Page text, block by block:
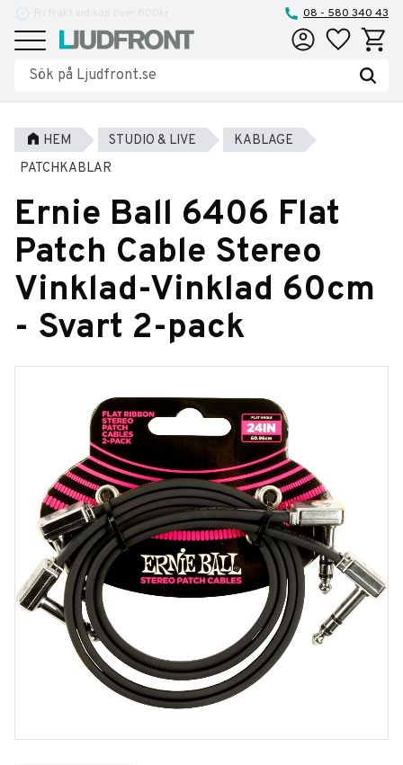
Meny
08 - 580 340 43
Favoriter
HEM STUDIO & LIVE
KABLAGE
PATCHKABLAR
Ernie Ball 6406 Flat
Patch Cable Stereo
Vinklad-Vinklad 60cm
- Svart 2-pack